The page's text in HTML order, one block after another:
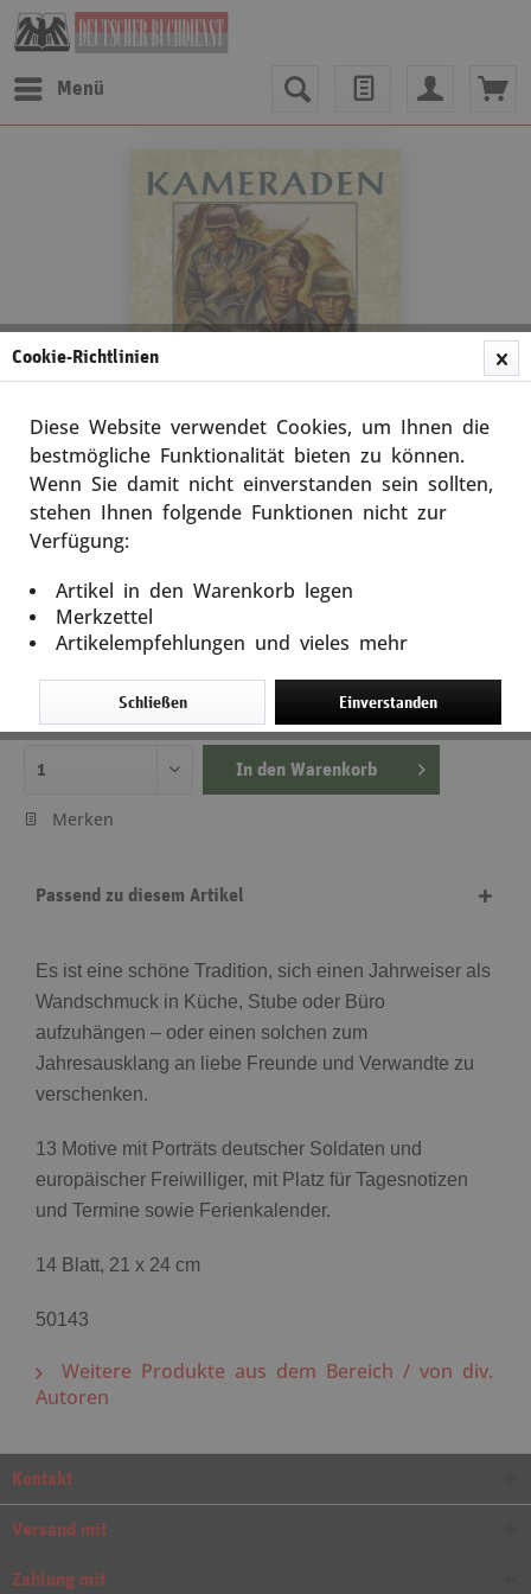
Menü
div. Autoren
Kalender Kameraden 2021 - 50143
Artikel-Nr.: 50135
4,95 € 10,90 € *
In den Warenkorb
Merken
Passend zu diesem Artikel
Es ist eine schöne Tradition, sich einen Jahrweiser als
Wandschmuck in Küche, Stube oder Büro
aufzuhängen – oder einen solchen zum
Jahresausklang an liebe Freunde und Verwandte zu
verschenken.
13 Motive mit Porträts deutscher Soldaten und
europäischer Freiwilliger, mit Platz für Tagesnotizen
und Termine sowie Ferienkalender.
14 Blatt, 21 x 24 cm
50143
Weitere Produkte aus dem Bereich / von div.
Autoren
Kontakt
Versand mit
Zahlung mit
Cookie-Richtlinien
Diese Website verwendet Cookies, um Ihnen die
bestmögliche Funktionalität bieten zu können.
Wenn Sie damit nicht einverstanden sein sollten,
stehen Ihnen folgende Funktionen nicht zur
Verfügung:
Artikel in den Warenkorb legen
Merkzettel
Artikelempfehlungen und vieles mehr
Einverstanden
Schließen